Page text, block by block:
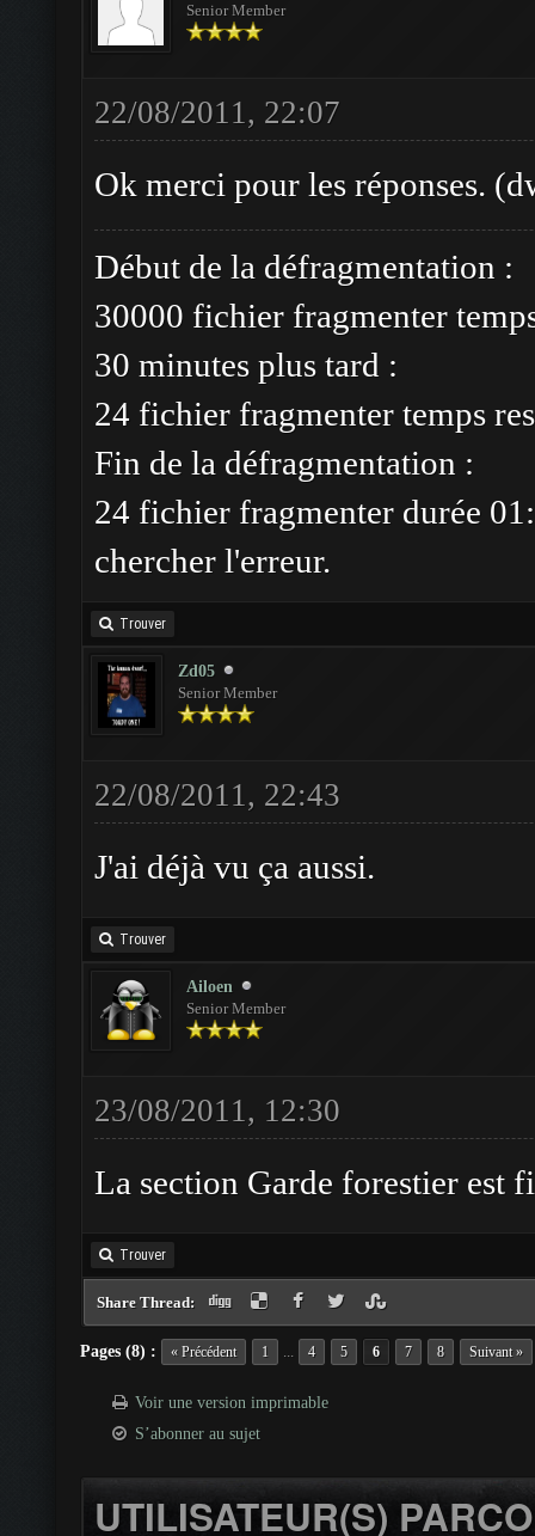
Senior Member
22/08/2011, 22:07
Ok merci pour les réponses.
Début de la défragmentation :
30000 fichier fragmenter
30 minutes plus tard :
24 fichier fragmenter temps
Fin de la défragmentation :
24 fichier fragmenter durée
chercher l'erreur.
Trouver
Zd05
Senior Member
22/08/2011, 22:43
J'ai déjà vu ça aussi.
Trouver
Ailoen
Senior Member
23/08/2011, 12:30
La section Garde forestier est
Trouver
Share Thread:
Pages (8) : « Précédent 1 ... 4 5 6 7 8 Suivant »
Voir une version imprimable
S’abonner au sujet
UTILISATEUR(S)